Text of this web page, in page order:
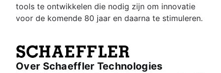
tools te ontwikkelen die nodig zijn om innovatie
voor de komende 80 jaar en daarna te stimuleren.
Over Schaeffler Technologies